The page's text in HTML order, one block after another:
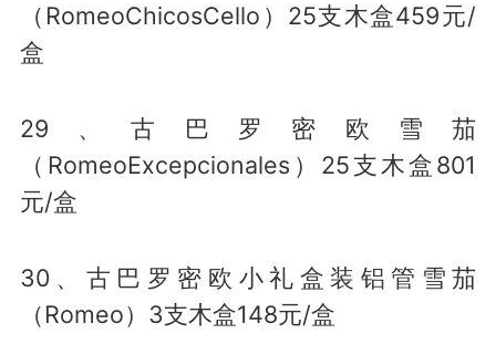
（RomeoChicosCello）25支木盒459元/
盒
29、古巴罗密欧雪茄
（RomeoExcepcionales）25支木盒801
元/盒
30、古巴罗密欧小礼盒装铝管雪茄
（Romeo）3支木盒148元/盒